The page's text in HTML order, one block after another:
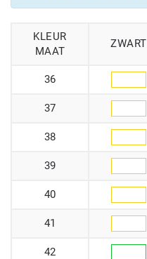
KLEUR
MAAT
ZWART
36
37
38
39
40
41
42